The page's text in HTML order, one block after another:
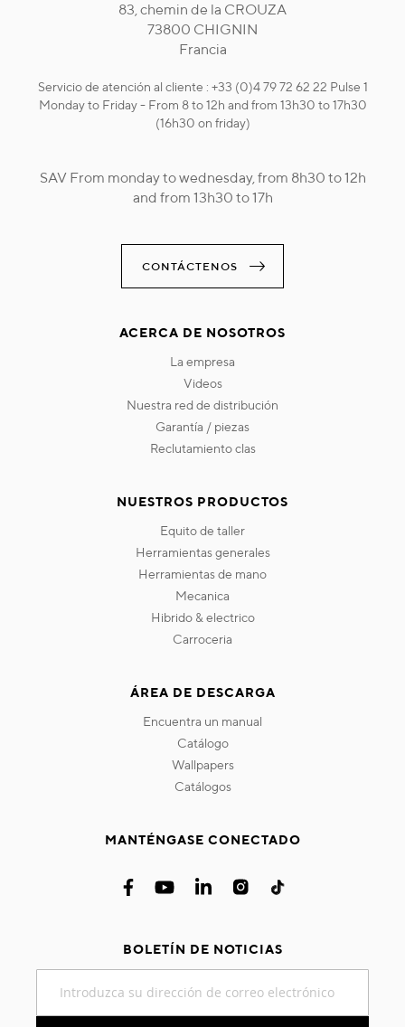
83, chemin de la CROUZA
73800 CHIGNIN
Francia
Servicio de atención al cliente : +33 (0)4 79 72 62 22 Pulse 1
Monday to Friday - From 8 to 12h and from 13h30 to 17h30
(16h30 on friday)
SAV From monday to wednesday, from 8h30 to 12h
and from 13h30 to 17h
CONTÁCTENOS
ACERCA DE NOSOTROS
la empresa
videos
nuestra red de distribución
garantía / piezas
reclutamiento clas
NUESTROS PRODUCTOS
equito de taller
herramientas generales
herramientas de mano
mecanica
hibrido & electrico
carroceria
ÁREA DE DESCARGA
encuentra un manual
catálogo
wallpapers
catálogos
MANTÉNGASE CONECTADO
BOLETÍN DE NOTICIAS
nuestro